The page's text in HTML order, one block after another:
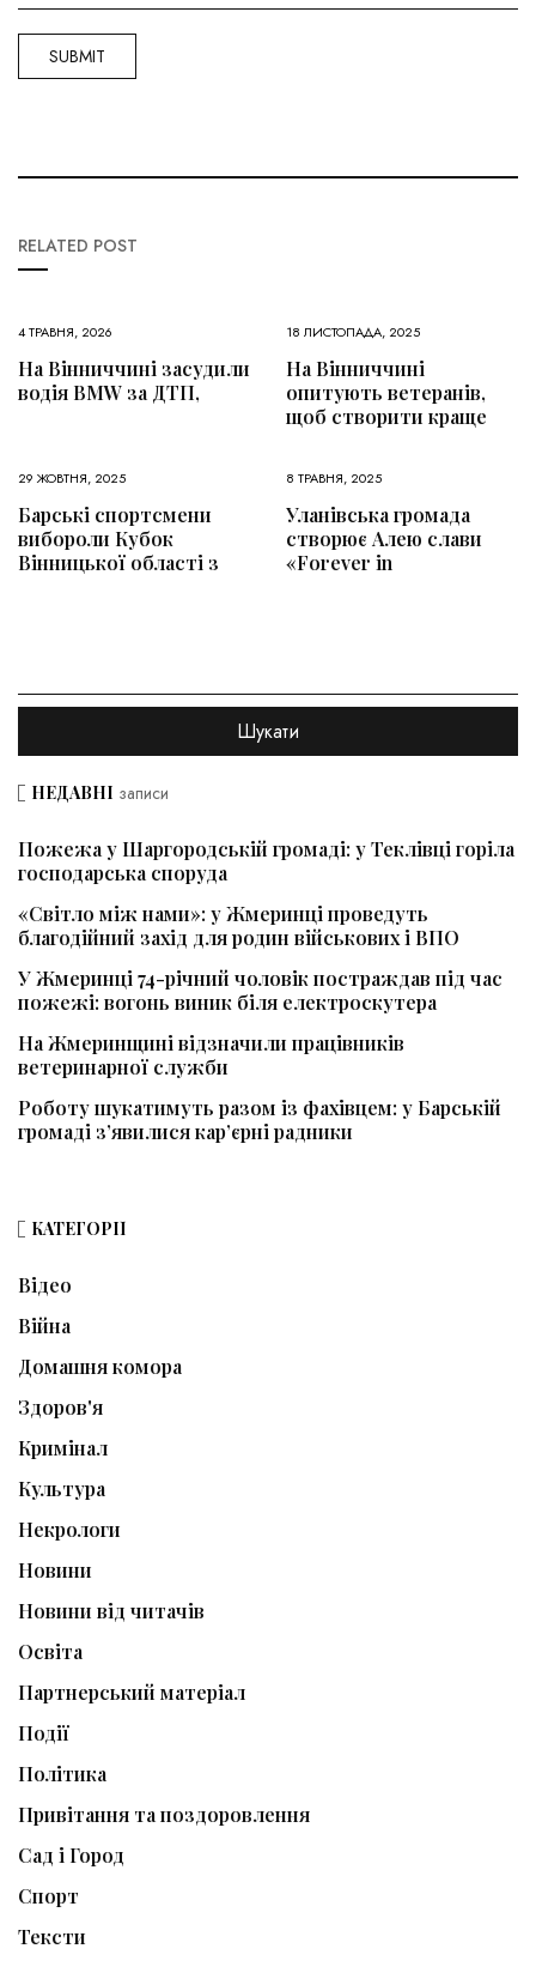
RELATED POST
4 ТРАВНЯ, 2026
На Вінниччині засудили
водія BMW за ДТП,
18 ЛИСТОПАДА, 2025
На Вінниччині
опитують ветеранів,
щоб створити краще
29 ЖОВТНЯ, 2025
Барські спортсмени
вибороли Кубок
Вінницької області з
8 ТРАВНЯ, 2025
Уланівська громада
створює Алею слави
«Forever in
НЕДАВНІ записи
Пожежа у Шаргородській громаді: у Теклівці горіла
господарська споруда
«Світло між нами»: у Жмеринці проведуть
благодійний захід для родин військових і ВПО
У Жмеринці 74-річний чоловік постраждав під час
пожежі: вогонь виник біля електроскутера
На Жмеринщині відзначили працівників
ветеринарної служби
Роботу шукатимуть разом із фахівцем: у Барській
громаді з’явилися кар’єрні радники
КАТЕГОРІЇ
Відео
Війна
Домашня комора
Здоров'я
Кримінал
Культура
Некрологи
Новини
Новини від читачів
Освіта
Партнерський матеріал
Події
Політика
Привітання та поздоровлення
Сад і Город
Спорт
Тексти